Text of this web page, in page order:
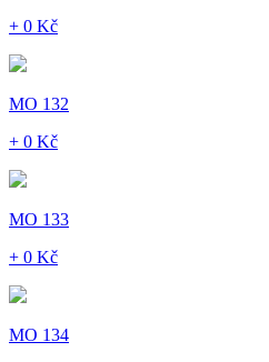
+ 0 Kč
MO 132
+ 0 Kč
MO 133
+ 0 Kč
MO 134